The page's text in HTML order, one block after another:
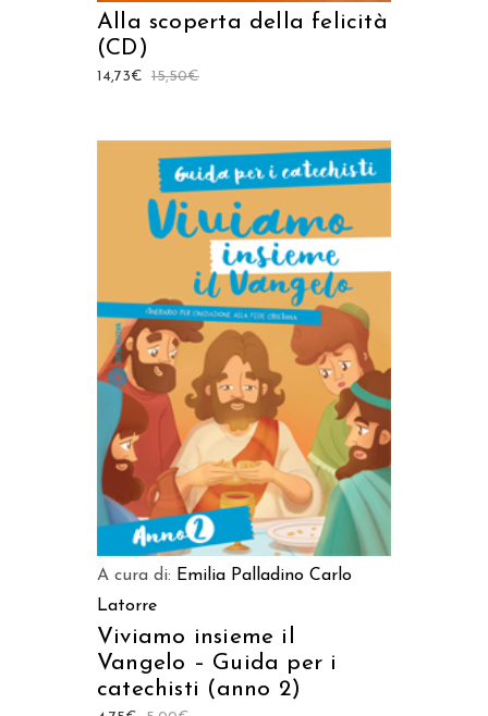
Alla scoperta della felicità
(CD)
15,50€
14,73€
AGGIUNGI AL CARRELLO
A cura di: Emilia Palladino Carlo
Latorre
Viviamo insieme il
Vangelo – Guida per i
catechisti (anno 2)